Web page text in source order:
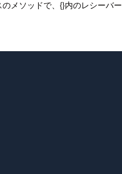
メソッドで、{}内のレシーバ